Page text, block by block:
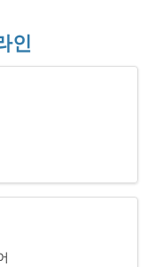
인